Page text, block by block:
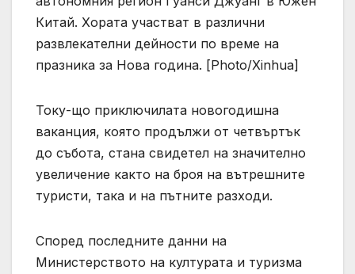
Китай. Хората участват в различни
развлекателни дейности по време на
празника за Нова година. [Photo/Xinhua]
Току-що приключилата новогодишна
ваканция, която продължи от четвъртък
до събота, стана свидетел на значително
увеличение както на броя на вътрешните
туристи, така и на пътните разходи.
Според последните данни на
Министерството на културата и туризма